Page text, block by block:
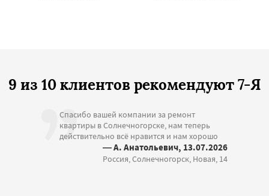
9 из 10 клиентов рекомендуют 7-Я
Спасибо вашей компании за ремонт
квартиры в Солнечногорске, нам теперь
действительно всё нравится и нам хорошо
— А. Анатольевич, 13.07.2026
Россия, Солнечногорск, Новая, 14